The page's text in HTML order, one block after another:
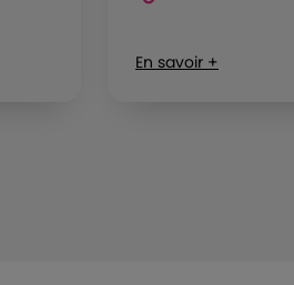
En savoir +